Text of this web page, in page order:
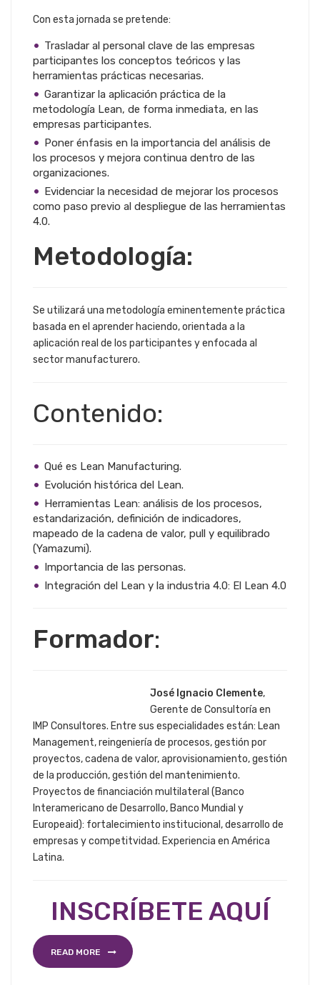
Con esta jornada se pretende:
Trasladar al personal clave de las empresas
participantes los conceptos teóricos y las
herramientas prácticas necesarias.
Garantizar la aplicación práctica de la
metodología Lean, de forma inmediata, en las
empresas participantes.
Poner énfasis en la importancia del análisis de
los procesos y mejora continua dentro de las
organizaciones.
Evidenciar la necesidad de mejorar los procesos
como paso previo al despliegue de las herramientas
4.0.
Metodología:
Se utilizará una metodología eminentemente práctica
basada en el aprender haciendo, orientada a la
aplicación real de los participantes y enfocada al
sector manufacturero.
Contenido:
Qué es Lean Manufacturing.
Evolución histórica del Lean.
Herramientas Lean: análisis de los procesos,
estandarización, definición de indicadores,
mapeado de la cadena de valor, pull y equilibrado
(Yamazumi).
Importancia de las personas.
Integración del Lean y la industria 4.0: El Lean 4.0
Formador:
José Ignacio Clemente,
Gerente de Consultoría en
IMP Consultores. Entre sus especialidades están: Lean
Management, reingeniería de procesos, gestión por
proyectos, cadena de valor, aprovisionamiento, gestión
de la producción, gestión del mantenimiento.
Proyectos de financiación multilateral (Banco
Interamericano de Desarrollo, Banco Mundial y
Europeaid): fortalecimiento institucional, desarrollo de
empresas y competitvidad. Experiencia en América
Latina.
INSCRÍBETE AQUÍ
READ MORE